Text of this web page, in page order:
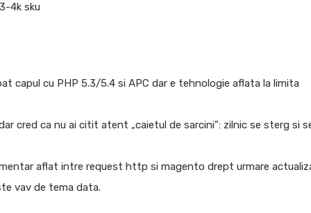
4k sku
capul cu PHP 5.3/5.4 si APC dar e tehnologie aflata la limita
cred ca nu ai citit atent „caietul de sarcini”: zilnic se sterg si
aflat intre request http si magento drept urmare
vav de tema data.